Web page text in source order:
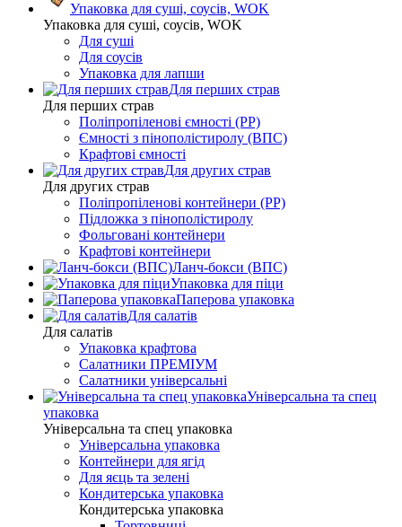
Упаковка для суші, соусів, WOK
Упаковка для суші, соусів, WOK
Для суші
Для соусів
Упаковка для лапши
Для перших страв
Для перших страв
Поліпропіленові ємності (PP)
Ємності з пінополістиролу (ВПС)
Крафтові ємності
Для других страв
Для других страв
Поліпропіленові контейнери (PP)
Підложка з пінополістиролу
Фольговані контейнери
Крафтові контейнери
Ланч-бокси (ВПС)
Упаковка для піци
Паперова упаковка
Для салатів
Для салатів
Упаковка крафтова
Салатники ПРЕМІУМ
Салатники універсальні
Універсальна та спец
упаковка
Універсальна та спец упаковка
Універсальна упаковка
Контейнери для ягід
Для яєць та зелені
Кондитерська упаковка
Кондитерська упаковка